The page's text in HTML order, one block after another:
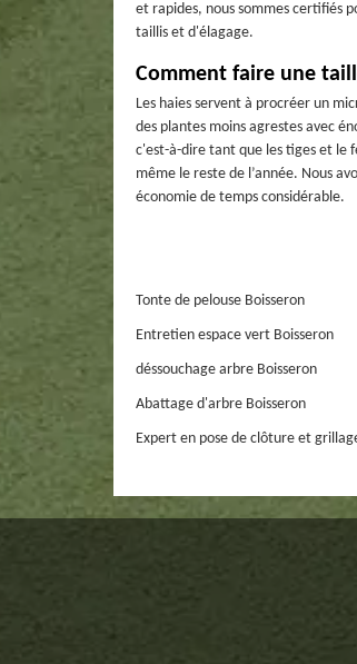
et rapides, nous sommes certifiés
taillis et d'élagage.
Comment faire une
Les haies servent à procréer un
des plantes moins agrestes avec
c'est-à-dire tant que les tiges et le
même le reste de l’année. Nous
économie de temps considérable.
Tonte de pelouse Boisseron
Entretien espace vert Boisseron
déssouchage arbre Boisseron
Abattage d'arbre Boisseron
Expert en pose de clôture et